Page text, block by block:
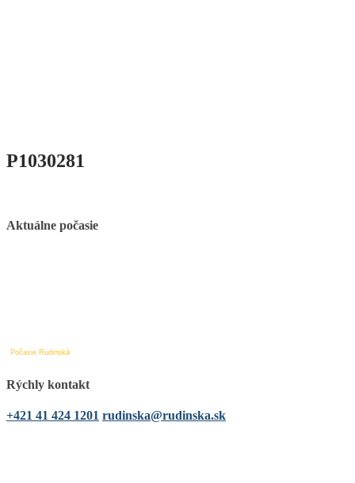
P1030281
Aktuálne počasie
Počasie Rudinská
Rýchly kontakt
+421 41 424 1201 rudinska@rudinska.sk